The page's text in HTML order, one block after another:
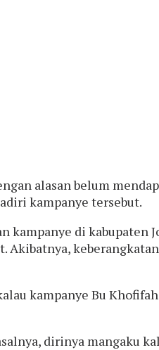
alasan belum
kampanye tersebut.
kampanye di kabupaten
Akibatnya,
kampanye Bu
dirinya mangaku